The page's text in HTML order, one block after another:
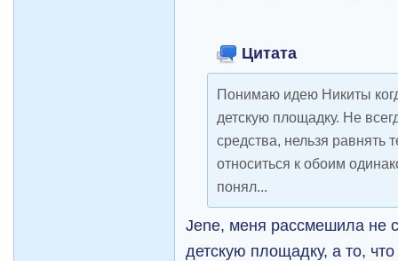
Цитата
Понимаю идею Никиты
детскую площадку. Не
средства, нельзя равнять
относиться к обоим
понял...
Jene, меня рассмешила не
детскую площадку, а то,